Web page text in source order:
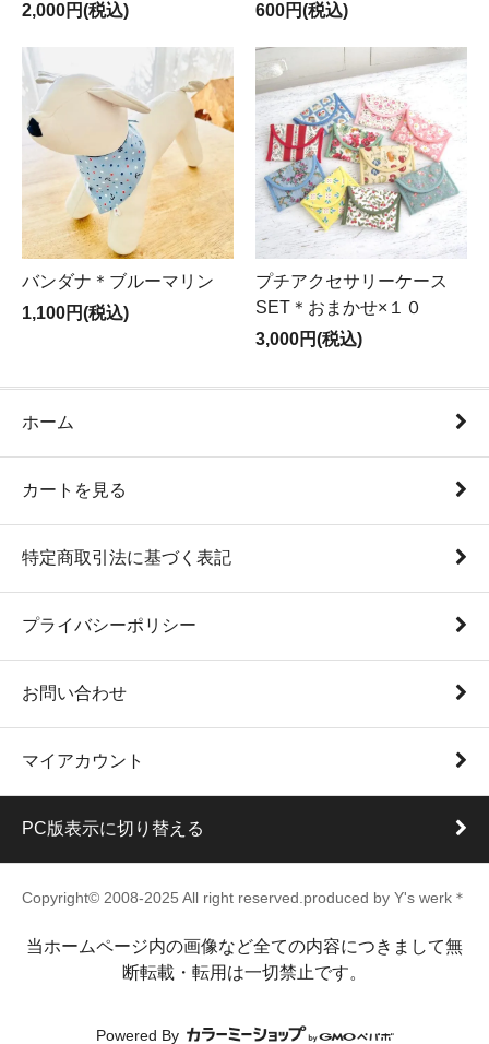
2,000円(税込)
600円(税込)
バンダナ＊ブルーマリン
1,100円(税込)
プチアクセサリーケース
SET＊おまかせ×１０
3,000円(税込)
ホーム
カートを見る
特定商取引法に基づく表記
プライバシーポリシー
お問い合わせ
マイアカウント
PC版表示に切り替える
Copyright© 2008-2025 All right reserved.produced by Y's werk＊
当ホームページ内の画像など全ての内容につきまして無
断転載・転用は一切禁止です。
Powered By